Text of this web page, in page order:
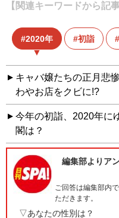
【関連キーワードから記
2020年 初詣
キャバ嬢たちの正月悲
わやお店をクビに!?
今年の初詣、2020年に
閣は？